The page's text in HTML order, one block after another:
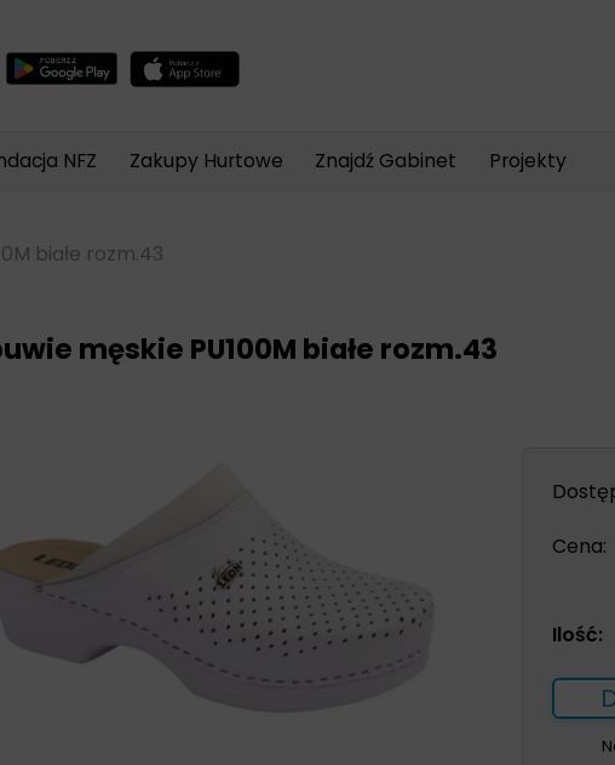
NFZ Zakupy Hurtowe Znajdź Gabinet Projekty
białe rozm.43
męskie PU100M białe rozm.43
Cena:
Ilość: